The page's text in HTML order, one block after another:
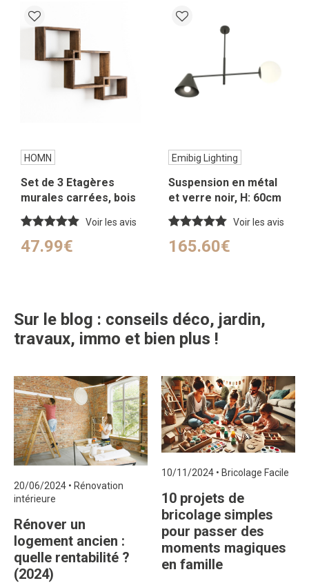
HOMN
Set de 3 Etagères
murales carrées, bois
de paulownia
Voir les avis
47.99€
Emibig Lighting
Suspension en métal
et verre noir, H: 60cm
Voir les avis
165.60€
Sur le blog : conseils déco, jardin,
travaux, immo et bien plus !
20/06/2024 • Rénovation
intérieure
Rénover un
logement ancien :
quelle rentabilité ?
(2024)
10/11/2024 • Bricolage Facile
10 projets de
bricolage simples
pour passer des
moments magiques
en famille